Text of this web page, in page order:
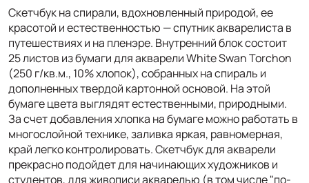
Скетчбук на спирали, вдохновленный природой, ее
красотой и естественностью — спутник акварелиста в
путешествиях и на пленэре. Внутренний блок состоит
25 листов из бумаги для акварели White Swan Torchon
(250 г/кв.м., 10% хлопок), собранных на спираль и
дополненных твердой картонной основой. На этой
бумаге цвета выглядят естественными, природными.
За счет добавления хлопка на бумаге можно работать в
многослойной технике, заливка яркая, равномерная,
край легко контролировать. Скетчбук для акварели
прекрасно подойдет для начинающих художников и
студентов, для живописи акварелью (в том числе "по-